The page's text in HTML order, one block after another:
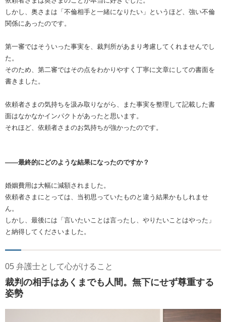
しかし、奥さまは「不倫相手と一緒になりたい」というほど、強い不倫
関係にあったのです。
第一審ではそういった事実を、裁判所があまり考慮してくれませんでし
た。
そのため、第二審ではその点をわかりやすく丁寧に文章にしての書面を
書きました。
依頼者さまの気持ちを汲み取りながら、また事実を整理して記載した書
面はなかなかインパクトがあったと思います。
それほど、依頼者さまのお気持ちが強かったのです。
――最終的にどのような結果になったのですか？
婚姻費用は大幅に減額されました。
依頼者さまにとっては、当初思っていたものと違う結果かもしれませ
ん。
しかし、最後には「言いたいことは言ったし、やりたいことはやった」
と納得してくださいました。
05 弁護士として心がけること
裁判の相手はあくまでも人間。無下にせず尊重する
姿勢